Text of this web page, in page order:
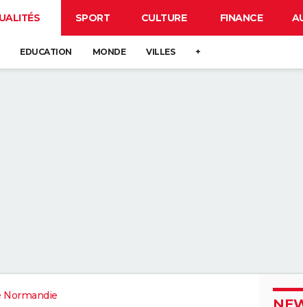
SPORT CULTURE FINANCE
EDUCATION MONDE VILLES +
Normandie